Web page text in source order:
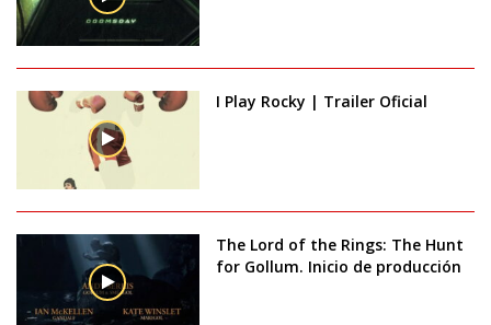
I Play Rocky | Trailer Oficial
The Lord of the Rings: The Hunt
for Gollum. Inicio de producción